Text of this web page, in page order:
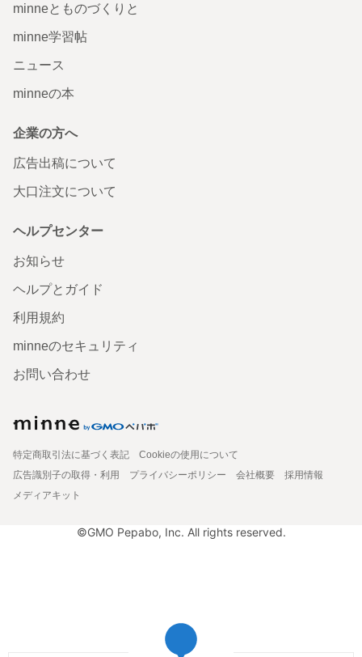
minneとものづくりと
minne学習帖
ニュース
minneの本
企業の方へ
広告出稿について
大口注文について
ヘルプセンター
お知らせ
ヘルプとガイド
利用規約
minneのセキュリティ
お問い合わせ
特定商取引法に基づく表記
Cookieの使用について
広告識別子の取得・利用
プライバシーポリシー 会社概要
採用情報
メディアキット
©GMO Pepabo, Inc. All rights reserved.